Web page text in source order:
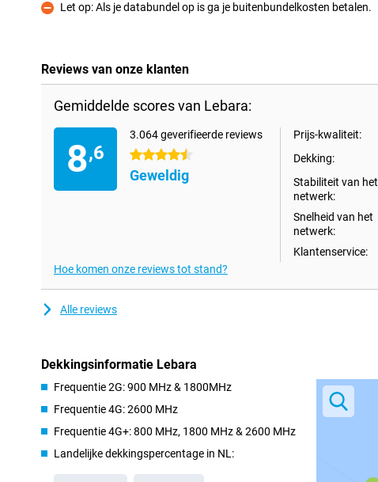
Minpunt
Let op: Als je databundel op is ga je buitenbundelkosten betalen.
Reviews van onze klanten
Gemiddelde scores van Lebara:
8,6
3.064 geverifieerde reviews
4.5 sterren
Geweldig
Prijs-kwaliteit:
Dekking:
Stabiliteit van het
netwerk:
Snelheid van het
netwerk:
Klantenservice:
Hoe komen onze reviews tot stand?
Alle reviews
Dekkingsinformatie Lebara
Frequentie 2G: 900 MHz & 1800MHz
Frequentie 4G: 2600 MHz
Frequentie 4G+: 800 MHz, 1800 MHz & 2600 MHz
Landelijke dekkingspercentage in NL: